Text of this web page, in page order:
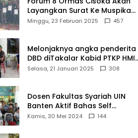
Layangkan Surat Ke Muspika
Atas Adanya Kantor Matel di
Minggu, 23 Februari 2025 457
Melonjaknya angka penderita
DBD diTakalar Kabid PTKP HMI
Cab.Takalar angkat bicara
Selasa, 21 Januari 2025 308
Dosen Fakultas Syariah UIN
Banten Aktif Bahas Self
Declare Halal dalam Forum
Kamis, 30 Mei 2024 144